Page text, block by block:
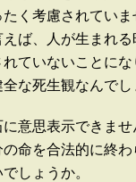
く考慮されていま
ば、人が生まれ
ていないことにな
な死生観なんでし
意思表示できま
命を合法的に終
しょうか。